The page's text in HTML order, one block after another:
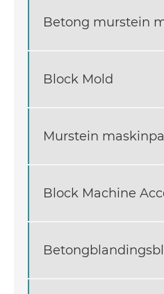
Betong murstein
Block Mold
Murstein maskinpall
Block Machine